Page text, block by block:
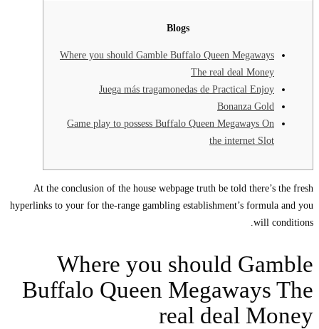
Blogs
Where you should Gamble Buffalo Queen Megaways
The real deal Money
Juega más tragamonedas de Practical Enjoy
Bonanza Gold
Game play to possess Buffalo Queen Megaways On
the internet Slot
At the conclusion of the house webpage truth be told there’s the fresh
hyperlinks to your for the-range gambling establishment’s formula and you
will conditions.
Where you should Gamble
Buffalo Queen Megaways The
real deal Money